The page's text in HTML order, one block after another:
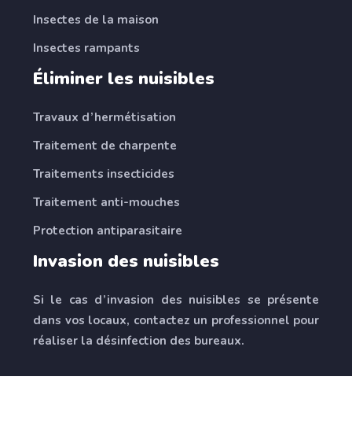
Insectes de la maison
Insectes rampants
Éliminer les nuisibles
Travaux d’hermétisation
Traitement de charpente
Traitements insecticides
Traitement anti-mouches
Protection antiparasitaire
Invasion des nuisibles
Si le cas d’invasion des nuisibles se présente
dans vos locaux, contactez un professionnel pour
réaliser la désinfection des bureaux.